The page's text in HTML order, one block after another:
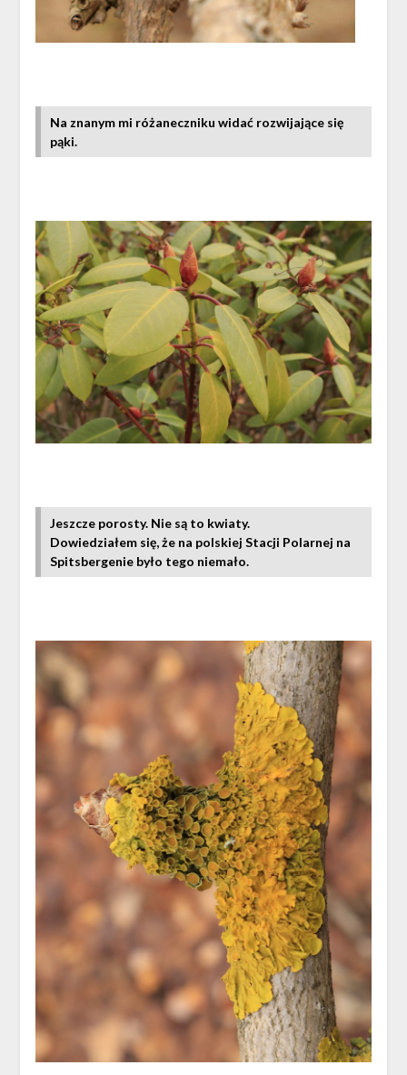
Na znanym mi różaneczniku widać rozwijające się
pąki.
Jeszcze porosty. Nie są to kwiaty.
Dowiedziałem się, że na polskiej Stacji Polarnej na
Spitsbergenie było tego niemało.